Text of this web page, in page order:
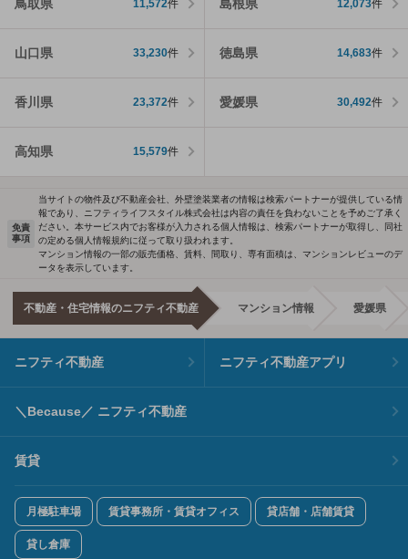
鳥取県 11,572件 島根県 12,073件
山口県 33,230件 徳島県 14,683件
香川県 23,372件 愛媛県 30,492件
高知県 15,579件
免責
事項
当サイトの物件及び不動産会社、外壁塗装業者の情報は検索パートナーが提供している情
報であり、ニフティライフスタイル株式会社は内容の責任を負わないことを予めご了承く
ださい。本サービス内でお客様が入力される個人情報は、検索パートナーが取得し、同社
の定める個人情報規約に従って取り扱われます。
マンション情報の一部の販売価格、賃料、間取り、専有面積は、マンションレビューのデ
ータを表示しています。
不動産・住宅情報のニフティ不動産 マンション情報 愛媛県
ニフティ不動産 ニフティ不動産アプリ
＼Because／ ニフティ不動産
賃貸
月極駐車場 賃貸事務所・賃貸オフィス 貸店舗・店舗賃貸
貸し倉庫